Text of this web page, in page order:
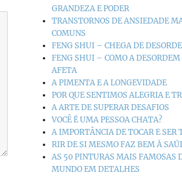
GRANDEZA E PODER
TRANSTORNOS DE ANSIEDADE
COMUNS
FENG SHUI – CHEGA DE
FENG SHUI – COMO A DESORDEM
AFETA
A PIMENTA E A LONGEVIDADE
POR QUE SENTIMOS ALEGRIA E
A ARTE DE SUPERAR DESAFIOS
VOCÊ É UMA PESSOA CHATA?
A IMPORTÂNCIA DE TOCAR E SER
RIR DE SI MESMO FAZ BEM À
AS 50 PINTURAS MAIS FAMOSAS
MUNDO EM DETALHES